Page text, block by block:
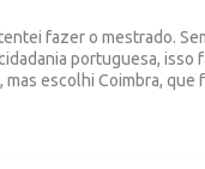
fazer o mestrado.
portuguesa, isso
escolhi Coimbra,